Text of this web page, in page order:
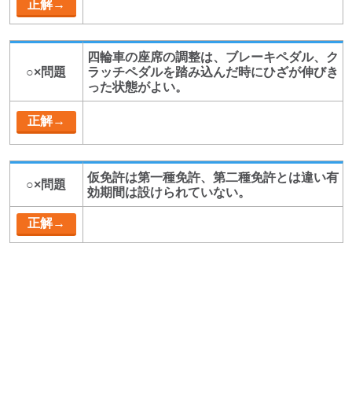
○×問題
四輪車の座席の調整は、ブレーキペダル、ク
ラッチペダルを踏み込んだ時にひざが伸びき
った状態がよい。
○×問題
仮免許は第一種免許、第二種免許とは違い有
効期間は設けられていない。